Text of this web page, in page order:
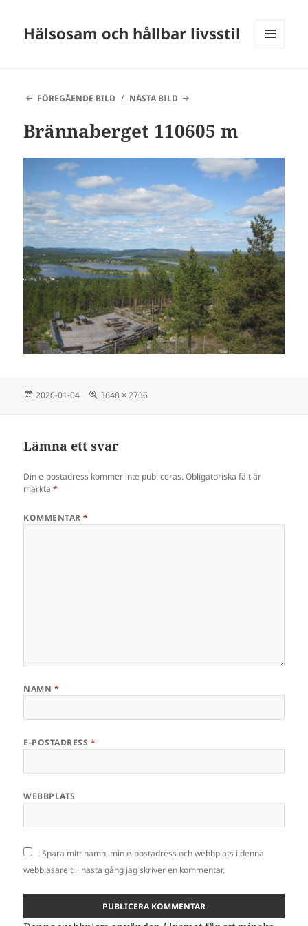
Hälsosam och hållbar livsstil
FÖREGÅENDE BILD
NÄSTA BILD
Brännaberget 110605 m
Postat
2020-01-04
Full
3648 × 2736
Lämna ett svar
Din e-postadress kommer inte publiceras. Obligatoriska fält är
märkta*
KOMMENTAR*
NAMN *
E-POSTADRESS *
WEBBPLATS
Spara mitt namn, min e-postadress och webbplats i denna
webbläsare till nästa gång jag skriver en kommentar.